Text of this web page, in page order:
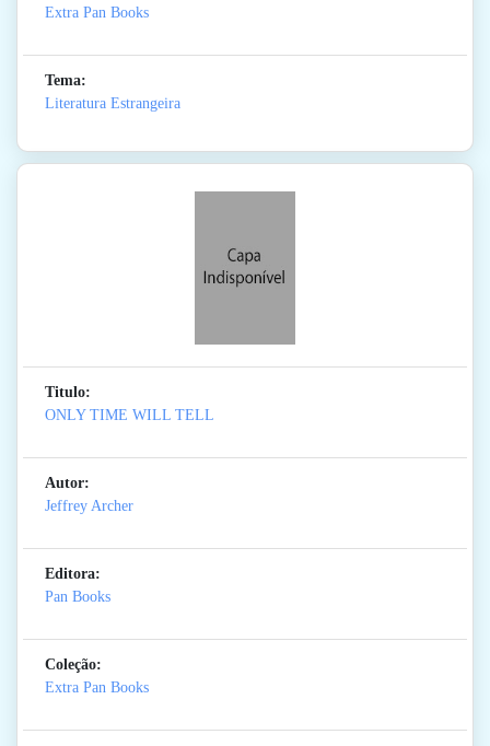
Extra Pan Books
Tema:
Literatura Estrangeira
Titulo:
ONLY TIME WILL TELL
Autor:
Jeffrey Archer
Editora:
Pan Books
Coleção:
Extra Pan Books